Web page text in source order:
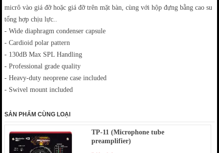
micrô vào giá đỡ hoặc giá đỡ trên mặt bàn, cùng với hộp đựng bằng cao su
tổng hợp chịu lực..
- Wide diaphragm condenser capsule
- Cardioid polar pattern
- 130dB Max SPL Handling
- Professional grade quality
- Heavy-duty neoprene case included
- Swivel mount included
SẢN PHẨM CÙNG LOẠI
TP-11 (Microphone tube
preamplifier)